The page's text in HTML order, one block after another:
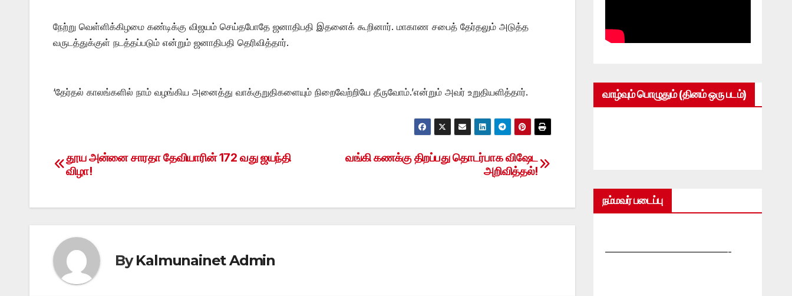
நேற்று வெள்ளிக்கிழமை கண்டிக்கு விஜயம் செய்தபோதே ஜனாதிபதி இதனைக் கூறினார். மாகாண சபைத் தேர்தலும் அடுத்த
வருடத்துக்குள் நடத்தப்படும் என்றும் ஜனாதிபதி தெரிவித்தார்.
‘தேர்தல் காலங்களில் நாம் வழங்கிய அனைத்து வாக்குறுதிகளையும் நிறைவேற்றியே தீருவோம்.’என்றும் அவர் உறுதியளித்தார்.
Post
navigation
வங்கி கணக்கு திறப்பது தொடர்பாக விஷேட
அறிவித்தல்!
தூய அன்னை சாரதா தேவியாரின் 172 வது ஜயந்தி
விழா!
ByKalmunainet Admin
வாழ்வும் பொழுதும் (தினம் ஒரு படம்)
நம்மவர் படைப்பு
—————————————-